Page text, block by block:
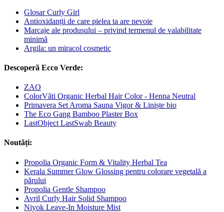
Glosar Curly Girl
Antioxidanții de care pielea ta are nevoie
Marcaje ale produsului – privind termenul de valabilitate
minimă
Argila: un miracol cosmetic
Descoperă Ecco Verde:
ZAO
ColorVãti Organic Herbal Hair Color - Henna Neutral
Primavera Set Aroma Sauna Vigor & Liniște bio
The Eco Gang Bamboo Plaster Box
LastObject LastSwab Beauty
Noutăți:
Propolia Organic Form & Vitality Herbal Tea
Kerala Summer Glow Glossing pentru colorare vegetală a
părului
Propolia Gentle Shampoo
Avril Curly Hair Solid Shampoo
Niyok Leave-In Moisture Mist